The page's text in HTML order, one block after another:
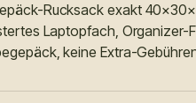
Rucksack exakt
Laptopfach, Organizer-
keine Extra-